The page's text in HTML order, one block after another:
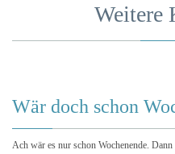
Weitere
Wär doch schon
Ach wär es nur schon Wochenende.